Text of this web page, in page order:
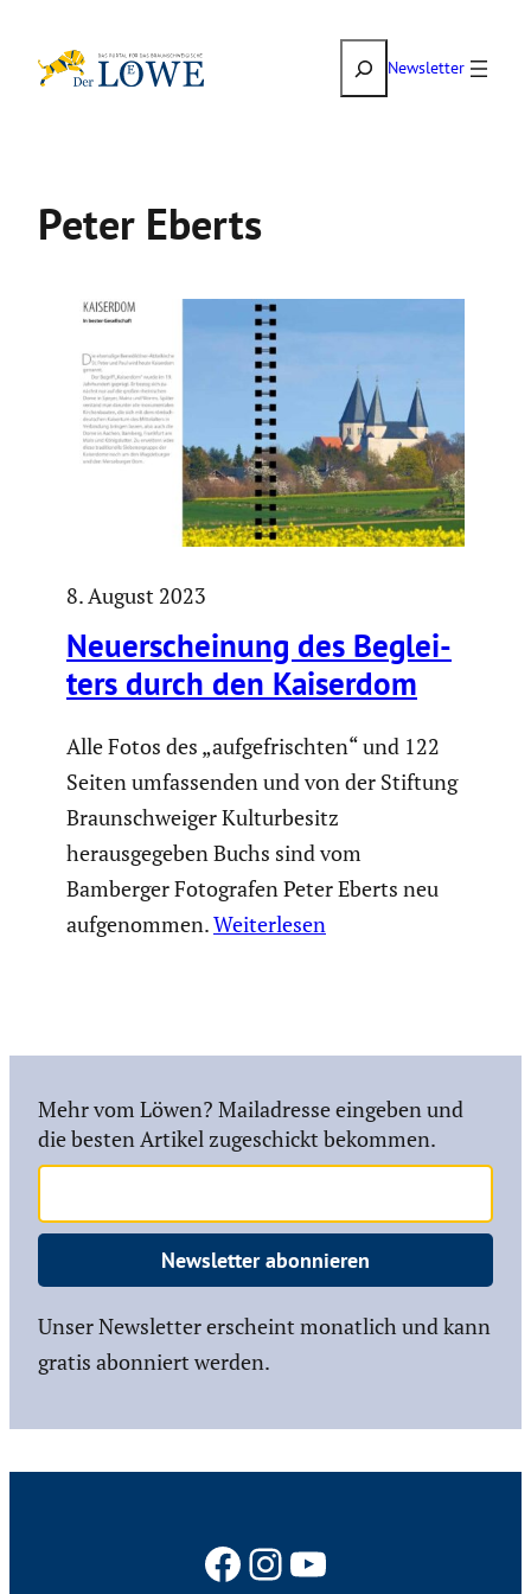
Inhalt
SuchenNewsletter
Peter Eberts
8. August 2023
Neuerschei­nung des Beglei­
ters durch den Kaiserdom
Alle Fotos des „aufgefrischten“ und 122
Seiten umfassenden und von der Stiftung
Braunschweiger Kulturbesitz
herausgegeben Buchs sind vom
Bamberger Fotografen Peter Eberts neu
aufgenommen.Weiterlesen
Mehr vom Löwen? Mailadresse eingeben und
die besten Artikel zugeschickt bekommen.
Newsletter abonnieren
Unser Newsletter erscheint monatlich und kann
gratis abonniert werden.
Facebook
Instagram
YouTube